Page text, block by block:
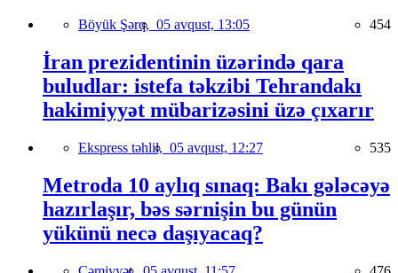
Böyük Şərq, 05 avqust, 13:05 454
İran prezidentinin üzərində qara
buludlar: istefa təkzibi Tehrandakı
hakimiyyət mübarizəsini üzə çıxarır
Ekspress təhlil, 05 avqust, 12:27 535
Metroda 10 aylıq sınaq: Bakı gələcəyə
hazırlaşır, bəs sərnişin bu günün
yükünü necə daşıyacaq?